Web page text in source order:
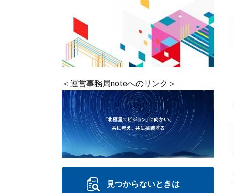
＜運営事務局noteへのリンク＞
見つからないときは